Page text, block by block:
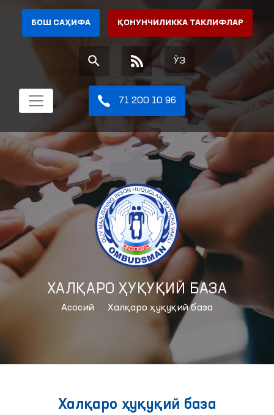
БОШ САҲИФА ҚОНУНЧИЛИККА ТАКЛИФЛАР
ЎЗ
71 200 10 96
ХАЛҚАРО ҲУҚУҚИЙ БАЗА
Aсосий Халқаро ҳуқуқий база
Халқаро ҳуқуқий база